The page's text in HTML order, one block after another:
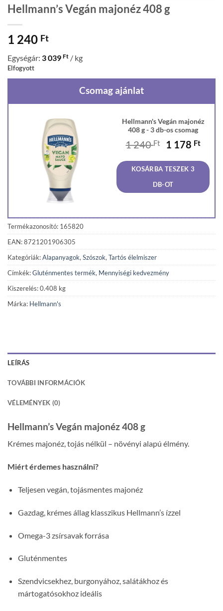
Hellmann’s Vegán majonéz 408 g
1 240 Ft
Egységár: 3 039 Ft / kg
Elfogyott
Csomag ajánlat
Hellmann's Vegán majonéz
408 g - 3 db-os csomag
1 240Ft
Original
was:
1
240 Ft.
1 178 Ft
is:
178
KOSÁRBA TESZEK 3
DB-OT
Termékazonosító: 165820
EAN: 8721201906305
Kategóriák:Alapanyagok, Szószok, Tartós élelmiszer
Címkék:Gluténmentes termék, Mennyiségi kedvezmény
Kiszerelés: 0.408 kg
Márka: Hellmann's
LEÍRÁS
TOVÁBBI INFORMÁCIÓK
VÉLEMÉNYEK (0)
Hellmann’s Vegán majonéz 408 g
Krémes majonéz, tojás nélkül – növényi alapú élmény.
Miért érdemes használni?
Teljesen vegán, tojásmentes majonéz
Gazdag, krémes állag klasszikus Hellmann’s ízzel
Omega-3 zsírsavak forrása
Gluténmentes
Szendvicsekhez, burgonyához, salátákhoz és
mártogatósokhoz ideális